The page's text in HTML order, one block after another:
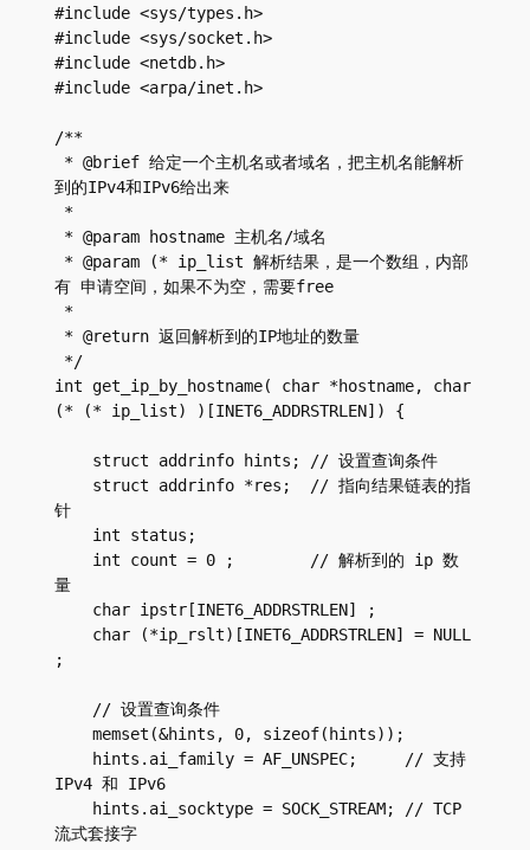
#include <sys/types.h>
#include <sys/socket.h>
#include <netdb.h>
#include <arpa/inet.h>
/**
到的IPv4和IPv6给出来
有 申请空间，如果不为空，需要free
int get_ip_by_hostname( char *hostname, char
(* (* ip_list) )[INET6_ADDRSTRLEN]) {
针
量
;
    memset(&hints, 0, sizeof(hints));
IPv4 和 IPv6
流式套接字